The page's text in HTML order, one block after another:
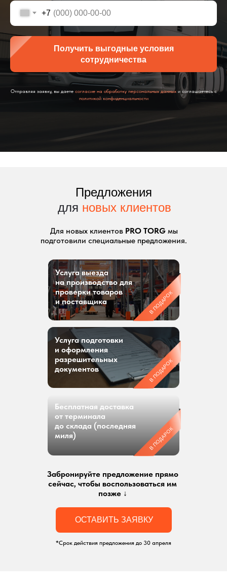
+7
Получить выгодные условия
сотрудничества
Отправляя заявку, вы даете согласие на обработку персональных данныхи соглашаетесь с
политикой конфиденциальности
Предложения
Для новых клиентов PRO TORGмы
подготовили специальные предложения.
Услуга выезда
на производство для
проверки товаров
и поставщика
В ПОДАРОК
Услуга подготовки
и оформления
разрешительных
документов
В ПОДАРОК
Бесплатная доставка
от терминала
до склада (последняя
миля)
В ПОДАРОК
*Срок действия предложения до 30 апреля
Забронируйте предложение прямо
сейчас, чтобы воспользоваться им
позже ↓
для новых клиентов
ОСТАВИТЬ ЗАЯВКУ
О компании
Закупка в Китае
Дополнительные
Звонок бесплатный
sale@pro-torg.ru
Для заявок и вопросов